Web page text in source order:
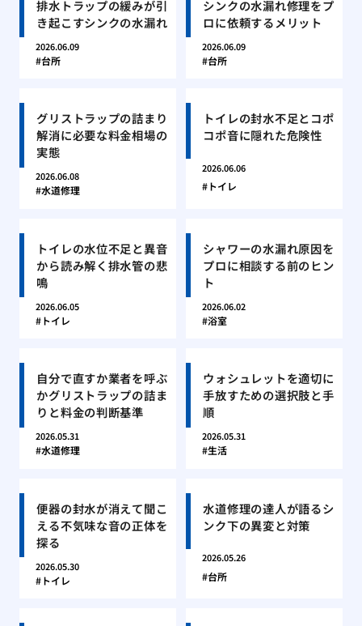
排水トラップの緩みが引
き起こすシンクの水漏れ
2026.06.09
台所
シンクの水漏れ修理をプ
ロに依頼するメリット
2026.06.09
台所
グリストラップの詰まり
解消に必要な料金相場の
実態
2026.06.08
水道修理
トイレの封水不足とコポ
コポ音に隠れた危険性
2026.06.06
トイレ
トイレの水位不足と異音
から読み解く排水管の悲
鳴
2026.06.05
トイレ
シャワーの水漏れ原因を
プロに相談する前のヒン
ト
2026.06.02
浴室
自分で直すか業者を呼ぶ
かグリストラップの詰ま
りと料金の判断基準
2026.05.31
水道修理
ウォシュレットを適切に
手放すための選択肢と手
順
2026.05.31
生活
便器の封水が消えて聞こ
える不気味な音の正体を
探る
2026.05.30
トイレ
水道修理の達人が語るシ
ンク下の異変と対策
2026.05.26
台所